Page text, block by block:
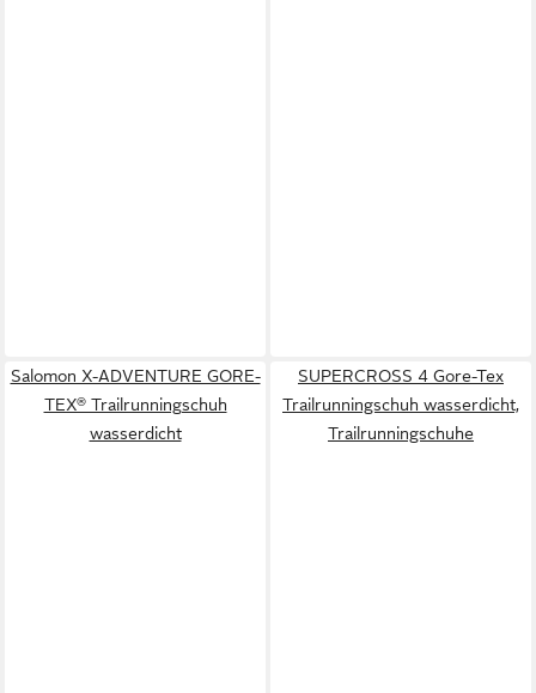
Salomon X-ADVENTURE GORE-
TEX® Trailrunningschuh
wasserdicht
SUPERCROSS 4 Gore-Tex
Trailrunningschuh wasserdicht,
Trailrunningschuhe